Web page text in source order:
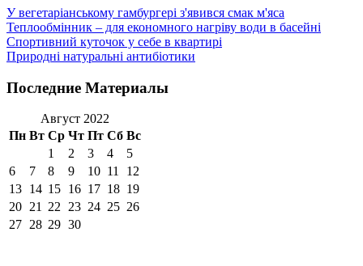
У вегетаріанському гамбургері з'явився смак м'яса
Теплообмінник – для економного нагріву води в басейні
Спортивний куточок у себе в квартирі
Природні натуральні антибіотики
Последние Материалы
Август 2022
Пн Вт Ср Чт Пт Сб Вс
1
2 3 4
5
6
7 8 9 10 11
12
13 14 15 16 17 18 19
20 21 22 23 24 25 26
27 28 29 30